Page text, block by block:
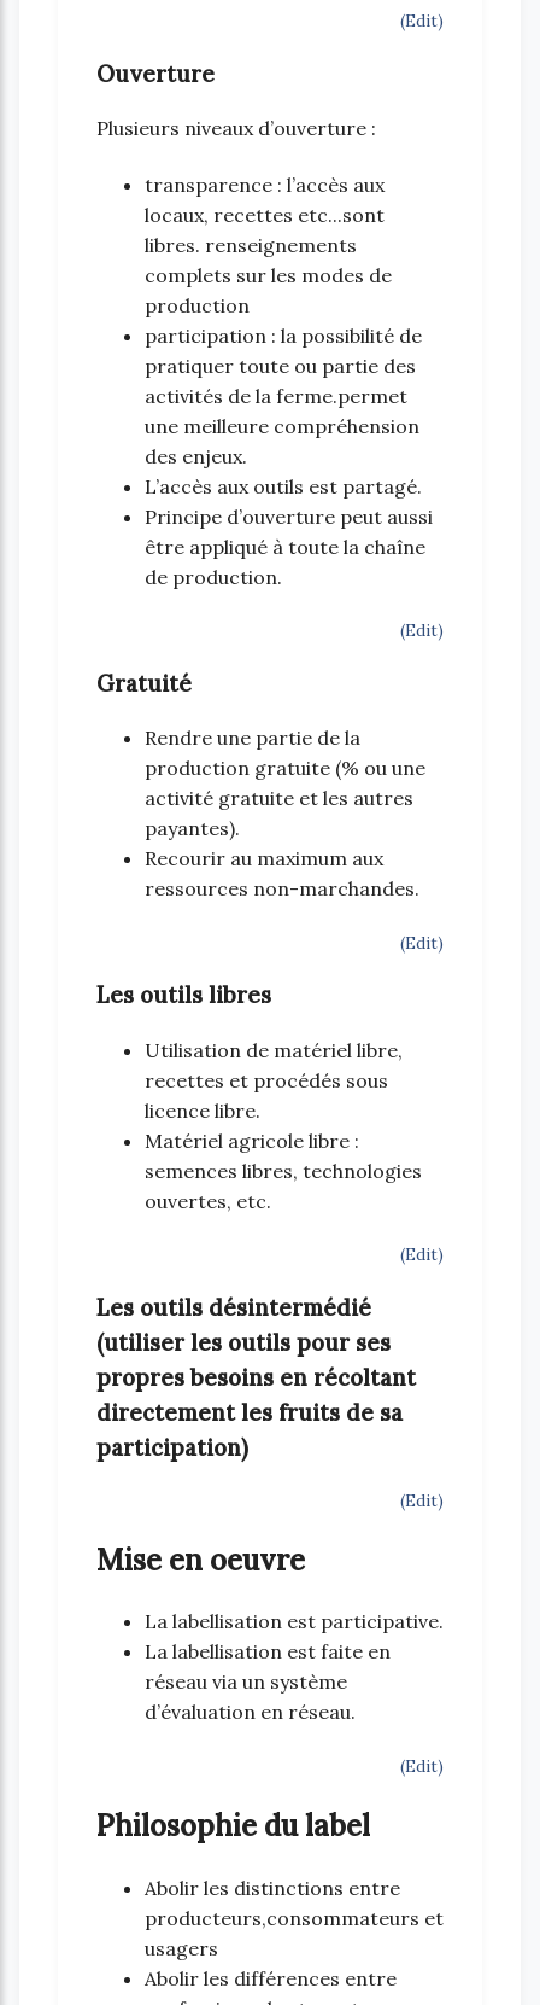
(Edit)
Ouverture
Plusieurs niveaux d’ouverture :
transparence : l’accès aux
locaux, recettes etc...sont
libres. renseignements
complets sur les modes de
production
participation : la possibilité de
pratiquer toute ou partie des
activités de la ferme.permet
une meilleure compréhension
des enjeux.
L’accès aux outils est partagé.
Principe d’ouverture peut aussi
être appliqué à toute la chaîne
de production.
(Edit)
Gratuité
Rendre une partie de la
production gratuite (% ou une
activité gratuite et les autres
payantes).
Recourir au maximum aux
ressources non-marchandes.
(Edit)
Les outils libres
Utilisation de matériel libre,
recettes et procédés sous
licence libre.
Matériel agricole libre :
semences libres, technologies
ouvertes, etc.
(Edit)
Les outils désintermédié
(utiliser les outils pour ses
propres besoins en récoltant
directement les fruits de sa
participation)
(Edit)
Mise en oeuvre
La labellisation est participative.
La labellisation est faite en
réseau via un système
d’évaluation en réseau.
(Edit)
Philosophie du label
Abolir les distinctions entre
producteurs,consommateurs et
usagers
Abolir les différences entre